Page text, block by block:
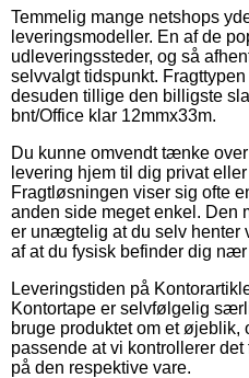
Temmelig mange netshops
leveringsmodeller. En af de
udleveringssteder, og så
selvvalgt tidspunkt.
desuden tillige den billigste
bnt/Office klar 12mmx33m.
Du kunne omvendt tænke
levering hjem til dig privat
Fragtløsningen viser sig ofte
anden side meget enkel. Den
er unægtelig at du selv henter
af at du fysisk befinder dig
Leveringstiden på
Kontortape er selvfølgelig
bruge produktet om et øjeblik,
passende at vi kontrollerer
på den respektive vare.